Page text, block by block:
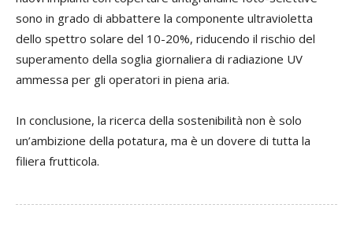
sono in grado di abbattere la componente ultravioletta
dello spettro solare del 10-20%, riducendo il rischio del
superamento della soglia giornaliera di radiazione UV
ammessa per gli operatori in piena aria.
In conclusione, la ricerca della sostenibilità non è solo
un’ambizione della potatura, ma è un dovere di tutta la
filiera frutticola.